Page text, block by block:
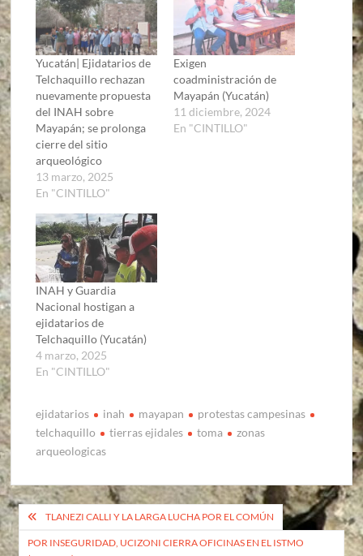
Yucatán| Ejidatarios de
Telchaquillo rechazan
nuevamente propuesta
del INAH sobre
Mayapán; se prolonga
cierre del sitio
arqueológico
13 marzo, 2025
En "CINTILLO"
Exigen
coadministración de
Mayapán (Yucatán)
11 diciembre, 2024
En "CINTILLO"
INAH y Guardia
Nacional hostigan a
ejidatarios de
Telchaquillo (Yucatán)
4 marzo, 2025
En "CINTILLO"
ejidatarios inah mayapan
protestas campesinas
telchaquillo
tierras ejidales toma
zonas
arqueologicas
Navegación
de
TLANEZI CALLI Y LA LARGA LUCHA POR EL COMÚN
POR INSEGURIDAD, UCIZONI CIERRA OFICINAS EN EL ISTMO